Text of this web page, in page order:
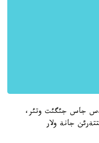
بةس جاس جئگئت وتئر،
مايئتتةرئن جانة ولار